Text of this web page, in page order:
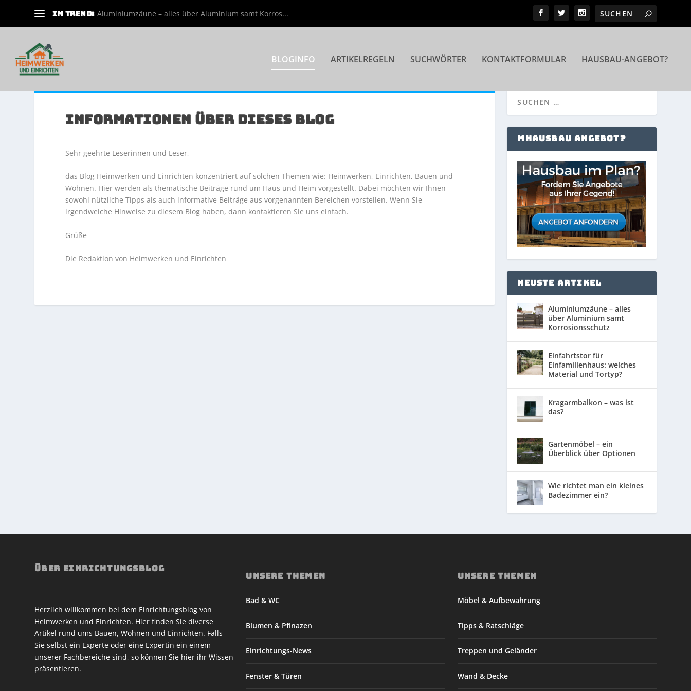
IM TREND: Aluminiumzäune – alles über Aluminium samt Korros...
BLOGINFO ARTIKELREGELN SUCHWÖRTER KONTAKTFORMULAR HAUSBAU-ANGEBOT?
INFORMATIONEN ÜBER DIESES BLOG
Sehr geehrte Leserinnen und Leser,
das Blog Heimwerken und Einrichten konzentriert auf solchen Themen wie: Heimwerken, Einrichten, Bauen und
Wohnen. Hier werden als thematische Beiträge rund um Haus und Heim vorgestellt. Dabei möchten wir Ihnen
sowohl nützliche Tipps als auch informative Beiträge aus vorgenannten Bereichen vorstellen. Wenn Sie
irgendwelche Hinweise zu diesem Blog haben, dann kontaktieren Sie uns einfach.
Grüße
Die Redaktion von Heimwerken und Einrichten
MHAUSBAU ANGEBOT?
NEUSTE ARTIKEL
Aluminiumzäune – alles
über Aluminium samt
Korrosionsschutz
Einfahrtstor für
Einfamilienhaus: welches
Material und Tortyp?
Kragarmbalkon – was ist
das?
Gartenmöbel – ein
Überblick über Optionen
Wie richtet man ein kleines
Badezimmer ein?
ÜBER EINRICHTUNGSBLOG
Herzlich willkommen bei dem Einrichtungsblog von
Heimwerken und Einrichten. Hier finden Sie diverse
Artikel rund ums Bauen, Wohnen und Einrichten. Falls
Sie selbst ein Experte oder eine Expertin ein einem
unserer Fachbereiche sind, so können Sie hier ihr Wissen
präsentieren.
UNSERE THEMEN
Bad & WC
Blumen & Pflnazen
Einrichtungs-News
Fenster & Türen
UNSERE THEMEN
Möbel & Aufbewahrung
Tipps & Ratschläge
Treppen und Geländer
Wand & Decke